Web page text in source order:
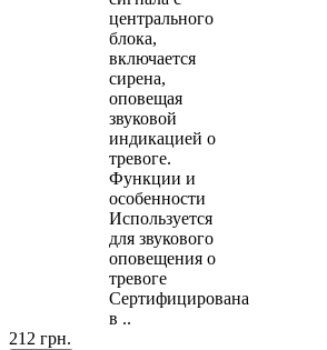
центрального
блока,
включается
сирена,
оповещая
звуковой
индикацией о
тревоге.
Функции и
особенности
Используется
для звукового
оповещения о
тревоге
Сертифицирована
в ..
212 грн.